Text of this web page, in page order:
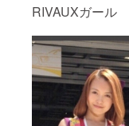
RIVAUXガール